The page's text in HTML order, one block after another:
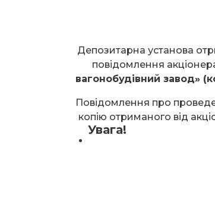
Увага!
Депозитарна установа
повідомлення
вагонобудівний завод»
Повідомлення про
копію отриманого від